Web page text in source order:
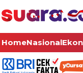
HomeNasional